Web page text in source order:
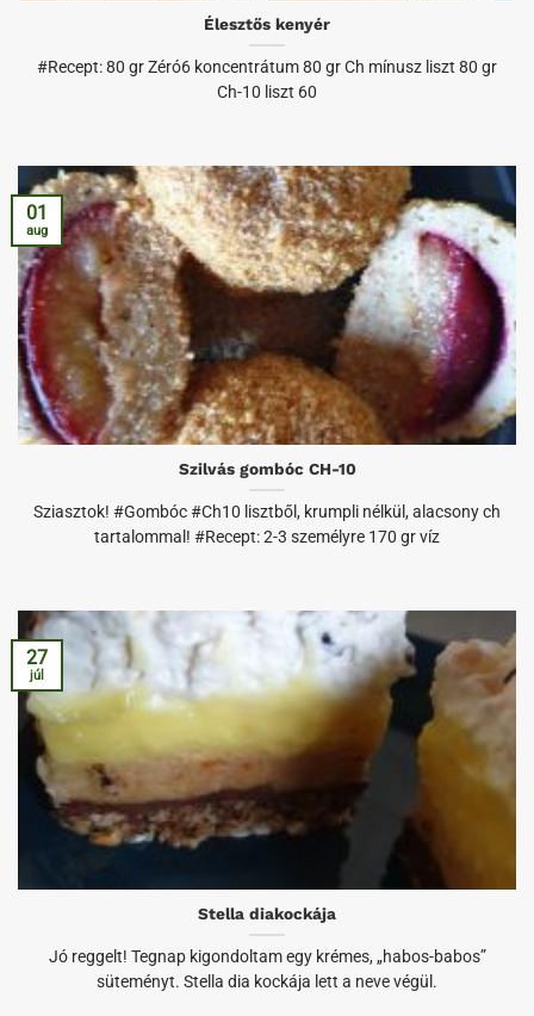
Élesztős kenyér
#Recept: 80 gr Zéró6 koncentrátum 80 gr Ch mínusz liszt 80 gr
Ch-10 liszt 60
Szilvás gombóc CH-10
Sziasztok! #Gombóc #Ch10 lisztből, krumpli nélkül, alacsony ch
tartalommal! #Recept: 2-3 személyre 170 gr víz
01
aug
Stella diakockája
Jó reggelt! Tegnap kigondoltam egy krémes, „habos-babos”
süteményt. Stella dia kockája lett a neve végül.
27
júl